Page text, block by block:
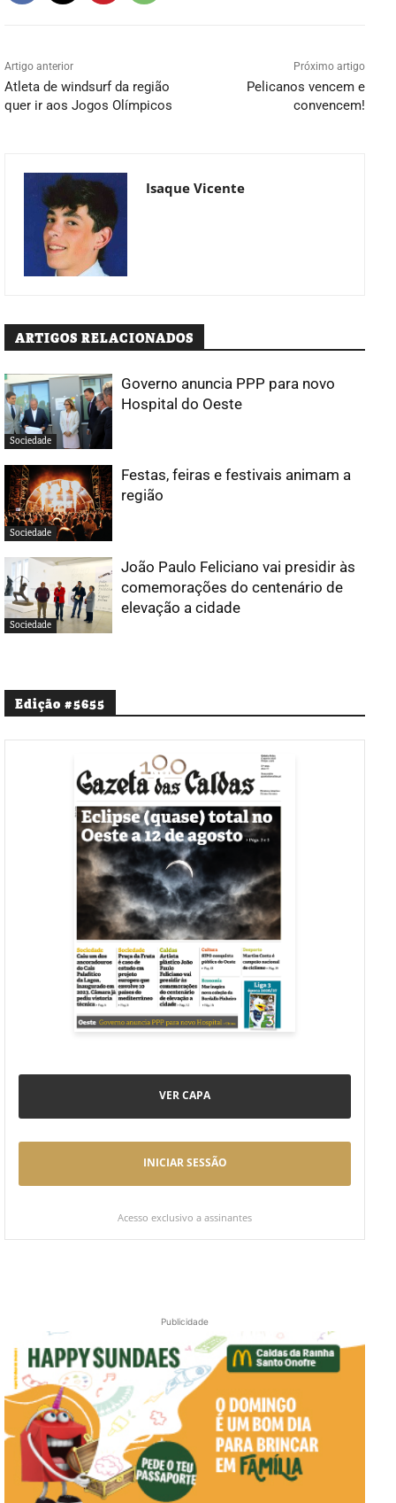
Artigo anterior
Atleta de windsurf da região
quer ir aos Jogos Olímpicos
Próximo artigo
Pelicanos vencem e
convencem!
Isaque Vicente
ARTIGOS RELACIONADOS
Sociedade
Governo anuncia PPP para novo
Hospital do Oeste
Sociedade
Festas, feiras e festivais animam a
região
Sociedade
João Paulo Feliciano vai presidir às
comemorações do centenário de
elevação a cidade
Edição #5655
VER CAPA
INICIAR SESSÃO
Acesso exclusivo a assinantes
Publicidade